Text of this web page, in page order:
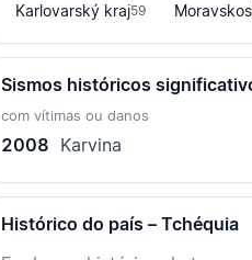
Karlovarský kraj59
Sismos históricos
com vítimas ou danos
2008 Karvina
Histórico do país – Tchéquia